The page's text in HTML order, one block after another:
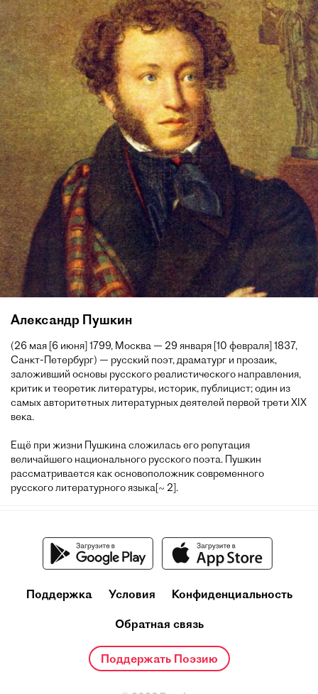
Александр Пушкин
(26 мая [6 июня] 1799, Москва — 29 января [10 февраля] 1837,
Санкт-Петербург) — русский поэт, драматург и прозаик,
заложивший основы русского реалистического направления,
критик и теоретик литературы, историк, публицист; один из
самых авторитетных литературных деятелей первой трети XIX
века.
Ещё при жизни Пушкина сложилась его репутация
величайшего национального русского поэта. Пушкин
рассматривается как основоположник современного
русского литературного языка[~ 2].
Поддержка Условия Конфиденциальность
Обратная связь
Поддержать Поэзию